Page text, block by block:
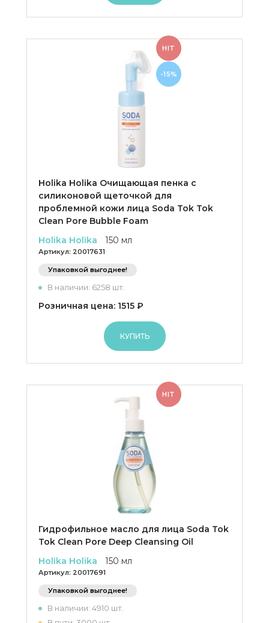
Holika Holika Очищающая пенка c
силиконовой щеточкой для
проблемной кожи лица Soda Tok Tok
Clean Pore Bubble Foam
Holika Holika
150 мл
Артикул: 20017631
Упаковкой выгоднее!
В наличии: 6258 шт.
Розничная цена: 1515 ₽
КУПИТЬ
HIT
-15%
Гидрофильное масло для лица Soda Tok
Tok Clean Pore Deep Cleansing Oil
Holika Holika
150 мл
Артикул: 20017691
Упаковкой выгоднее!
В наличии: 4910 шт.
HIT